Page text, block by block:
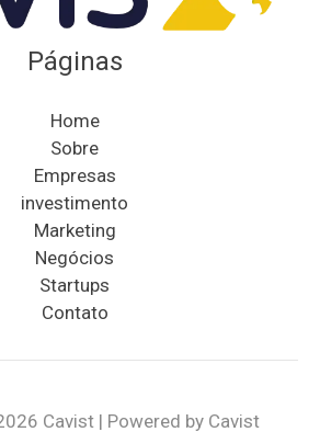
Páginas
Home
Sobre
Empresas
investimento
Marketing
Negócios
Startups
Contato
Cavist | Powered by Cavist